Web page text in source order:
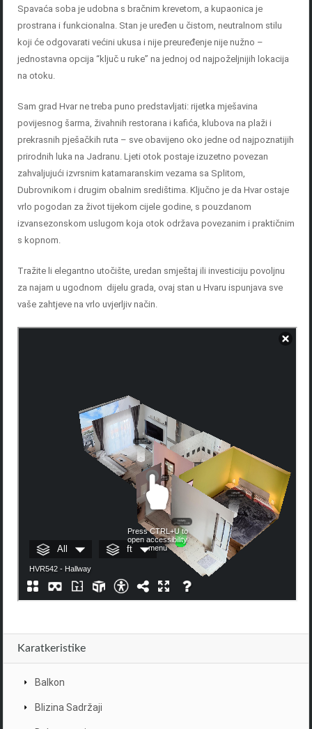
Spavaća soba je udobna s bračnim krevetom, a kupaonica je
prostrana i funkcionalna. Stan je uređen u čistom, neutralnom stilu
koji će odgovarati većini ukusa i nije preuređenje nije nužno –
jednostavna opcija “ključ u ruke” na jednoj od najpoželjnijih lokacija
na otoku.
Sam grad Hvar ne treba puno predstavljati: rijetka mješavina
povijesnog šarma, živahnih restorana i kafića, klubova na plaži i
prekrasnih pješačkih ruta – sve obavijeno oko jedne od najpoznatijih
prirodnih luka na Jadranu. Ljeti otok postaje izuzetno povezan
zahvaljujući izvrsnim katamaranskim vezama sa Splitom,
Dubrovnikom i drugim obalnim središtima. Ključno je da Hvar ostaje
vrlo pogodan za život tijekom cijele godine, s pouzdanom
izvansezonskom uslugom koja otok održava povezanim i praktičnim
s kopnom.
Tražite li elegantno utočište, uredan smještaj ili investiciju povoljnu
za najam u ugodnom dijelu grada, ovaj stan u Hvaru ispunjava sve
vaše zahtjeve na vrlo uvjerljiv način.
Karatkeristike
Balkon
Blizina Sadržaji